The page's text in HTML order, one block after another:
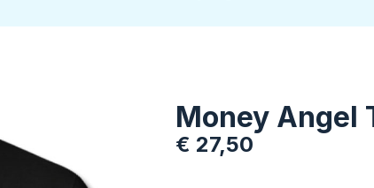
Money Angel
€ 27,50